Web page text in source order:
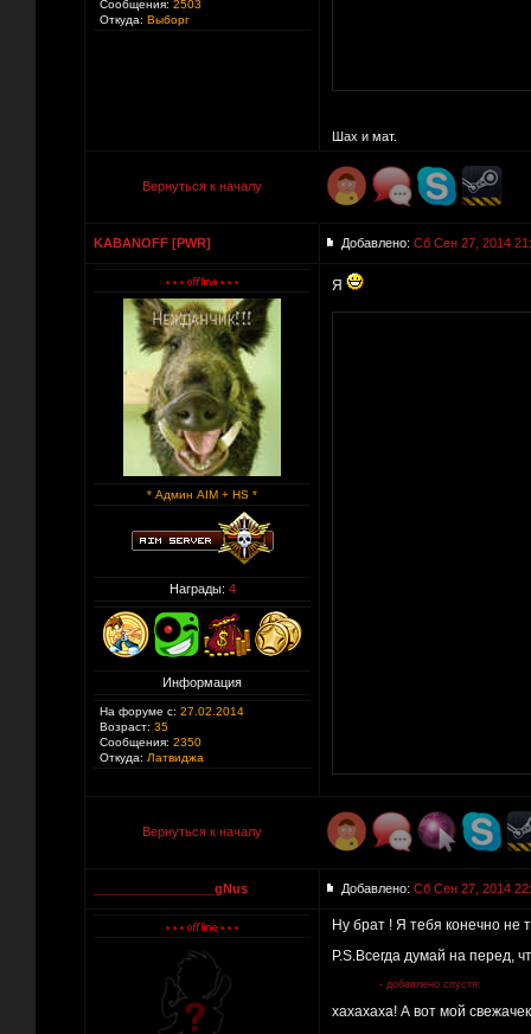
Сообщения: 2503
Откуда: Выборг
Шах и мат.
Вернуться к началу
KABANOFF [PWR] Добавлено: Сб Сен 27, 2014
* Админ AIM + HS *
Награды: 4
Информация
На форуме с: 27.02.2014
Возраст: 35
Сообщения: 2350
Откуда: Латвиджа
Я
Вернуться к началу
_________________gNus Добавлено: Сб Сен 27, 2014
Ну брат ! Я тебя конечно не
P.S.Всегда думай на перед,
- добавлено спустя:
xaxaxaxa! А вот мой